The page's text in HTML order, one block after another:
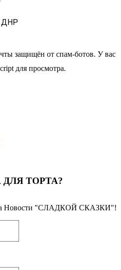
ДНР
защищён от спам-ботов. У вас
для просмотра.
ТОРТА?
Новости "СЛАДКОЙ СКАЗКИ"!